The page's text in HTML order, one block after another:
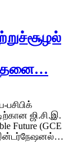
ஜி.சி.இ.
Future (GCE
இன்டர்நேஷனல்…